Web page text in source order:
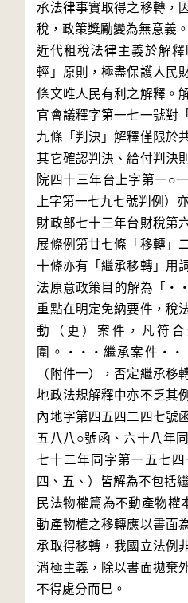
承法律事實取得之移轉，
稅，政策獎勵變為無意義。
近代租稅法律主義於解
輕」原則，極盡保護人民
條文唯人民有利之解釋。
官會議釋字第一七一號對
九條「判決」解釋僅限於
其它確認判決、給付判決
院四十三年台上字第一○
上字第一七九七號判例）
財政部七十三年台財稅第
展條例第廿七條「移轉」
十條亦有「繼承移轉」用
法原意政策目的解為「
重點在明定免納要件，稅
動（更）案件，凡符
圍。‧‧‧繼承案件‧‧‧
（附件一），否定繼承移
地政法規解釋中亦不乏其
內地字第四五四二四七號
五八八○號函、六十八年
七十二年同字第一五七
四、五、）皆解為不包括
民法物權篇為不動產物權
動產物權之移轉應以書面
承取得移轉，我國立法例
消極主義，除以書面拋棄
不得處分而巳。